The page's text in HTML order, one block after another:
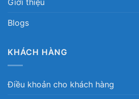
Giới thiệu
Blogs
KHÁCH HÀNG
Điều khoản cho khách hàng